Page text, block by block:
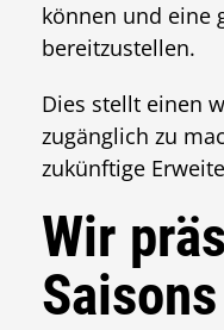
können und eine
bereitzustellen.
Dies stellt einen
zugänglich zu
zukünftige
Wir
Saisons